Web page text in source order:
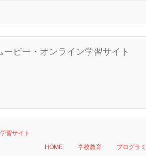
HOME 学校教育 プログラ